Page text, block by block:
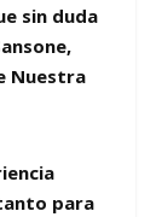
sin duda
Nuestra
para